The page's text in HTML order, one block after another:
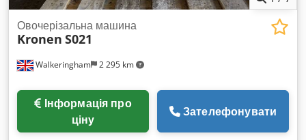
Walkeringham 2 295 km
Овочерізальна машина
Kronen S021
ціну
Зателефонувати